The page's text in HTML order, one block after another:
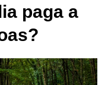
paga a